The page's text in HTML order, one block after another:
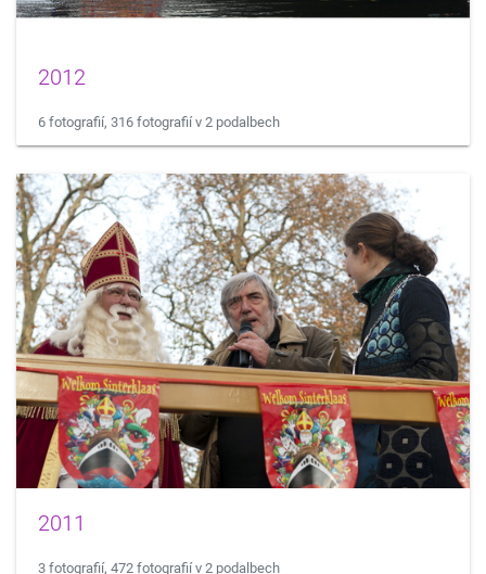
2012
6 fotografií, 316 fotografií v 2 podalbech
2011
3 fotografií, 472 fotografií v 2 podalbech